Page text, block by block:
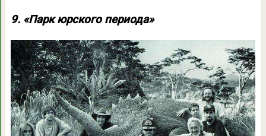
9. «Парк юрского периода»